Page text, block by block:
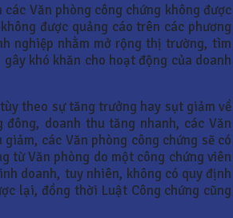
Văn phòng công chứng không được
được quảng cáo trên các phương
nghiệp nhằm mở rộng thị trường, tìm
khó khăn cho hoạt động của doanh
theo sự tăng trưởng hay sụt giảm về
doanh thu tăng nhanh, các Văn
các Văn phòng công chứng sẽ có
từ Văn phòng do một công chứng viên
doanh, tuy nhiên, không có quy định
lại, đồng thời Luật Công chứng cũng